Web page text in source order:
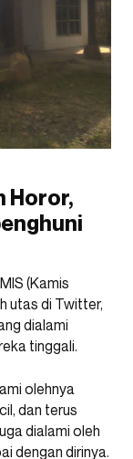
Horor,
(Kamis
utas di Twitter,
dialami
tinggali.
olehnya
dan terus
dialami oleh
dengan dirinya.